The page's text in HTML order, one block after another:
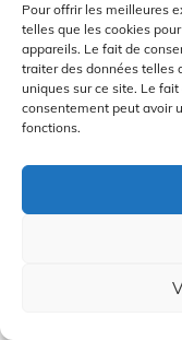
Pour offrir les meilleures
telles que les cookies
appareils. Le fait de
traiter des données telles
uniques sur ce site. Le
consentement peut avoir
fonctions.
et droite, ce gant
confortable du
performance sur
souple et ses
une respirabilité
sèches et
de golf combine
Qualité